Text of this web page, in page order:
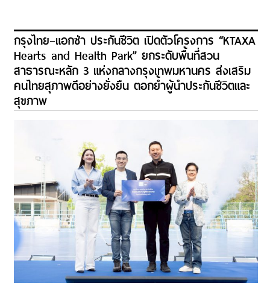
กรุงไทย–แอกซ่า ประกันชีวิต เปิดตัวโครงการ “KTAXA
Hearts and Health Park” ยกระดับพื้นที่สวน
สาธารณะหลัก 3 แห่งกลางกรุงเทพมหานคร ส่งเสริม
คนไทยสุภาพดีอย่างยั่งยืน ตอกย้ำผู้นำประกันชีวิตและ
สุขภาพ